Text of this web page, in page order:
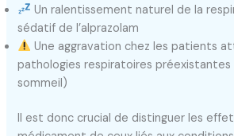
Un ralentissement naturel de la
sédatif de l’alprazolam
Une aggravation chez les patients
pathologies respiratoires préexistantes
sommeil)
Il est donc crucial de distinguer les